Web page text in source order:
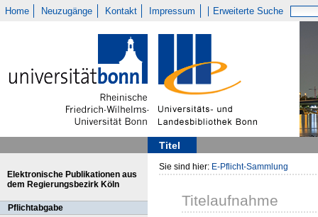
Home Neuzugänge Kontakt Impressum Erweiterte Suche
Titel
Elektronische Publikationen aus
dem Regierungsbezirk Köln
Pflichtabgabe
Sie sind hier: E-Pflicht-Sammlung
Titelaufnahme